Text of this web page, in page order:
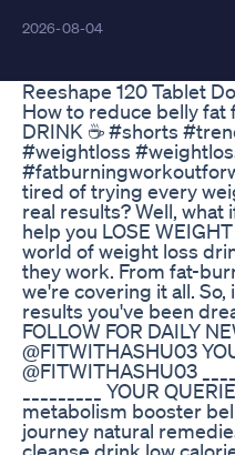
2026-08-04
Reeshape 120 Tablet
How to reduce belly fat
DRINK ☕ #shorts
#weightloss
tired of trying every
real results? Well, what
help you LOSE
world of weight loss
they work. From fat-
we're covering it all.
results you've been
FOLLOW FOR DAILY
@FITWITHASHU03
@FITWITHASHU03
_________ YOUR
metabolism booster
journey natural
cleanse drink low